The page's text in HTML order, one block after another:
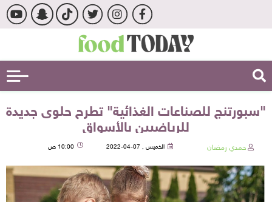
"سبورتنج للصناعات الغذائية" تطرح حلوى جديدة
للرياضيين بالأسواق
حمدي رمضان الخميس , 07-04-2022 10:00 ص